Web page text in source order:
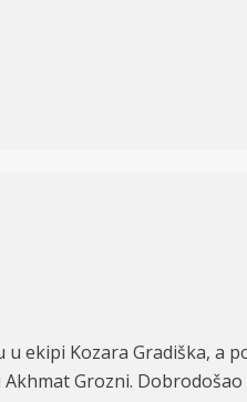
u ekipi Kozara Gradiška, a
Grozni. Dobrodošao